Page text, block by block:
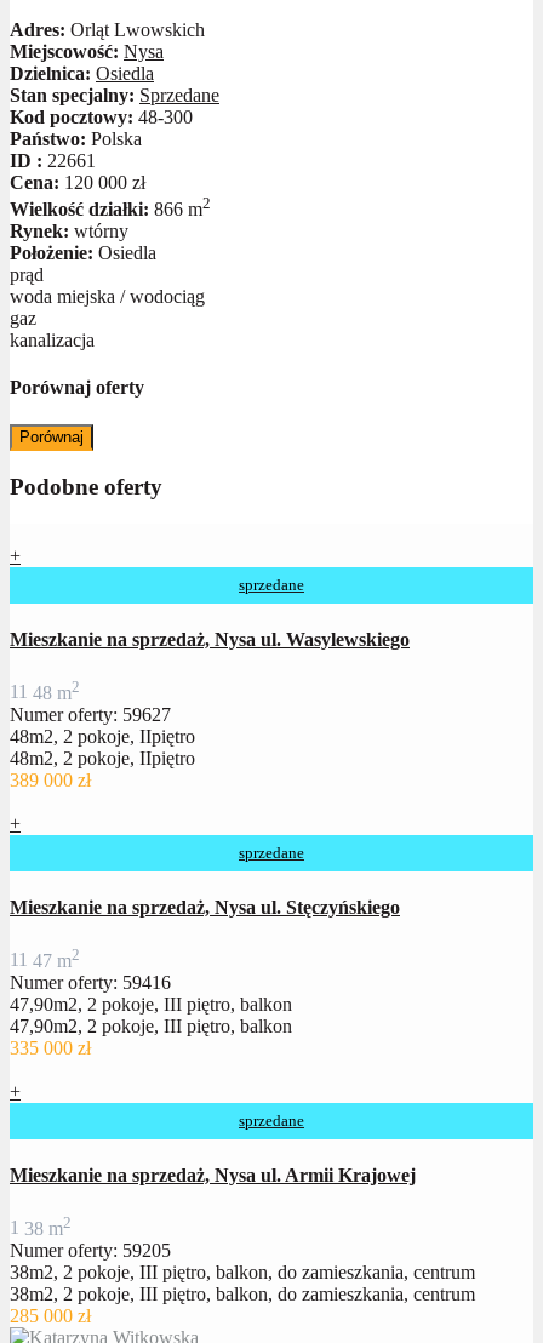
Adres: Orląt Lwowskich
Miejscowość: Nysa
Dzielnica: Osiedla
Stan specjalny: Sprzedane
Kod pocztowy: 48-300
Państwo: Polska
ID : 22661
Cena: 120 000 zł
Wielkość działki: 866 m2
Rynek: wtórny
Położenie: Osiedla
prąd
woda miejska / wodociąg
gaz
kanalizacja
Porównaj oferty
Porównaj
Podobne oferty
+
sprzedane
Mieszkanie na sprzedaż, Nysa ul. Wasylewskiego
11 48 m2
Numer oferty: 59627
48m2, 2 pokoje, IIpiętro
48m2, 2 pokoje, IIpiętro
389 000 zł
+
sprzedane
Mieszkanie na sprzedaż, Nysa ul. Stęczyńskiego
11 47 m2
Numer oferty: 59416
47,90m2, 2 pokoje, III piętro, balkon
47,90m2, 2 pokoje, III piętro, balkon
335 000 zł
+
sprzedane
Mieszkanie na sprzedaż, Nysa ul. Armii Krajowej
1 38 m2
Numer oferty: 59205
38m2, 2 pokoje, III piętro, balkon, do zamieszkania, centrum
38m2, 2 pokoje, III piętro, balkon, do zamieszkania, centrum
285 000 zł